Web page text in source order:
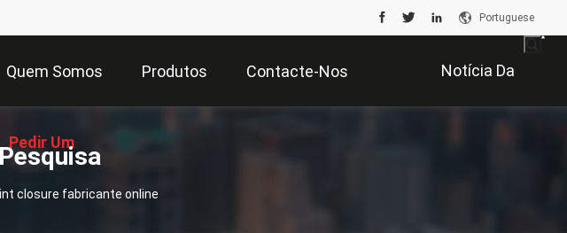
Portuguese
Quem Somos Produtos Contacte-Nos Notícia Da
Pedir Um
closure fabricante online